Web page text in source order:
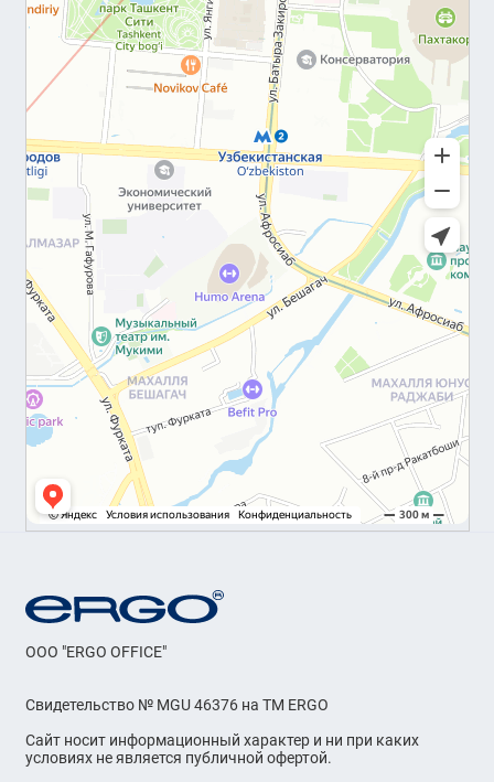
OOO "ERGO OFFICE"
Свидетельство № MGU 46376 на ТМ ERGO
Сайт носит информационный характер и ни при каких
условиях не является публичной офертой.